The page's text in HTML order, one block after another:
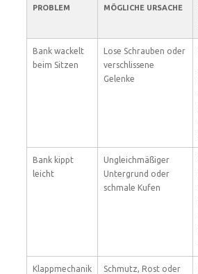
PROBLEM MÖGLICHE URSACHE
Bank wackelt
beim Sitzen
Lose Schrauben oder
verschlissene
Gelenke
Bank kippt
leicht
Ungleichmäßiger
Untergrund oder
schmale Kufen
Klappmechanik
Schmutz, Rost oder